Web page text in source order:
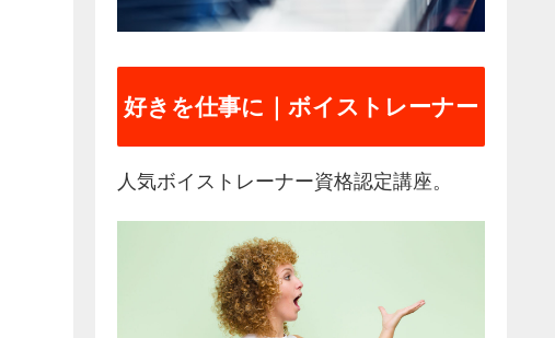
好きを仕事に｜ボイストレーナー
人気ボイストレーナー資格認定講座。